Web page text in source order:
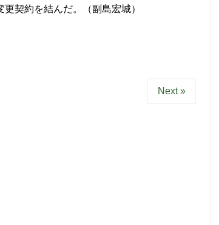
契約を結んだ。（副島宏城）
Next »